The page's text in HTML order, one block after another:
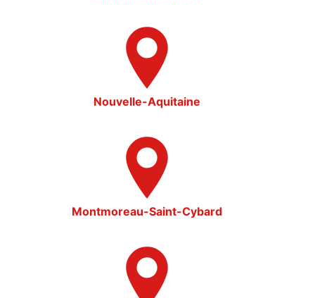
Nouvelle-Aquitaine
Montmoreau-Saint-Cybard